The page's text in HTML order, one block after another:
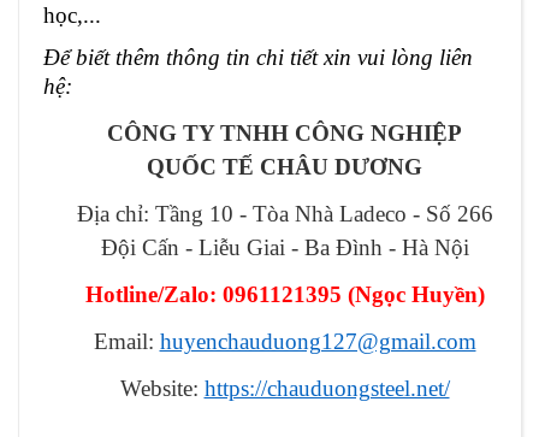
học,...
Để biết thêm thông tin chi tiết xin vui lòng liên
hệ:
CÔNG TY TNHH CÔNG NGHIỆP
QUỐC TẾ CHÂU DƯƠNG
Địa chỉ: Tầng 10 - Tòa Nhà Ladeco - Số 266
Đội Cấn - Liễu Giai - Ba Đình - Hà Nội
Hotline/Zalo: 0961121395 (Ngọc Huyền)
Email: huyenchauduong127@gmail.com
Website: https://chauduongsteel.net/